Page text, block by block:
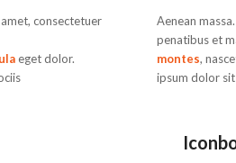
consectetuer
eget dolor.
Aenean
penatibus et
montes,
ipsum dolor